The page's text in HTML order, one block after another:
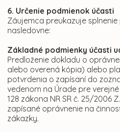
6. Určenie podmienok účasti
Záujemca preukazuje
nasledovne:
Základné podmienky účasti
Predloženie dokladu o
alebo overená kópia) alebo
potvrdenia o zapísaní do
vedenom na Úrade pre
128 zákona NR SR č. 25/2006
zapísané oprávnenie na
zákazky.